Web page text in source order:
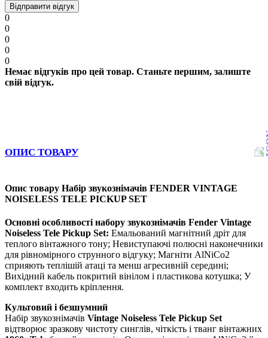
Відправити відгук
0
0
0
0
0
Немає відгуків про цей товар. Станьте першим, залиште
свій відгук.
ОПИС ТОВАРУ
Опис товару Набір звукознімачів FENDER VINTAGE
NOISELESS TELE PICKUP SET
Основні особливості набору звукознімачів Fender Vintage
Noiseless Tele Pickup Set: Емальований магнітний дріт для
теплого вінтажного тону; Невиступаючі полюсні наконечники
для рівномірного струнного відгуку; Магніти AlNiCo2
сприяють теплішій атаці та менш агресивній середині;
Вихідний кабель покритий вінілом і пластикова котушка; У
комплект входить кріплення.
Культовий і безшумний
Набір звукознімачів Vintage Noiseless Tele Pickup Set
відтворює зразкову чистоту синглів, чіткість і тванг вінтажних